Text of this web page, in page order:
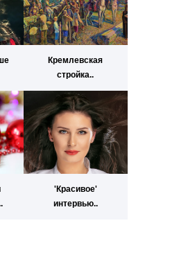
Кремлевская
стройка..
'Красивое'
интервью..